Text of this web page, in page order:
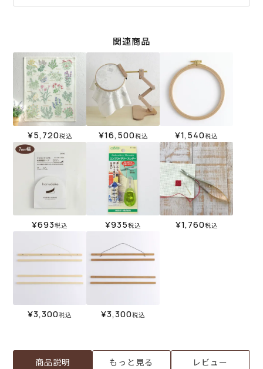
関連商品
¥5,720税込 ¥16,500税込 ¥1,540税込
¥693税込 ¥935税込 ¥1,760税込
¥3,300税込 ¥3,300税込
商品説明 もっと見る レビュー